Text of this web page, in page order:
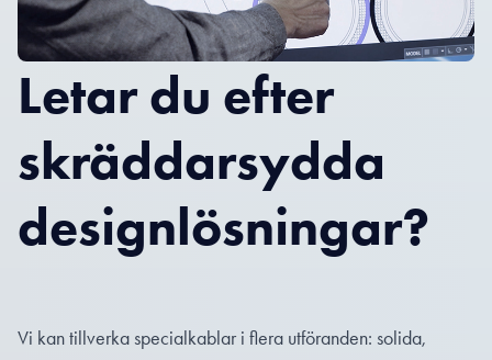
Letar du efter
skräddarsydda
designlösningar?
Vi kan tillverka specialkablar i flera utföranden: solida,